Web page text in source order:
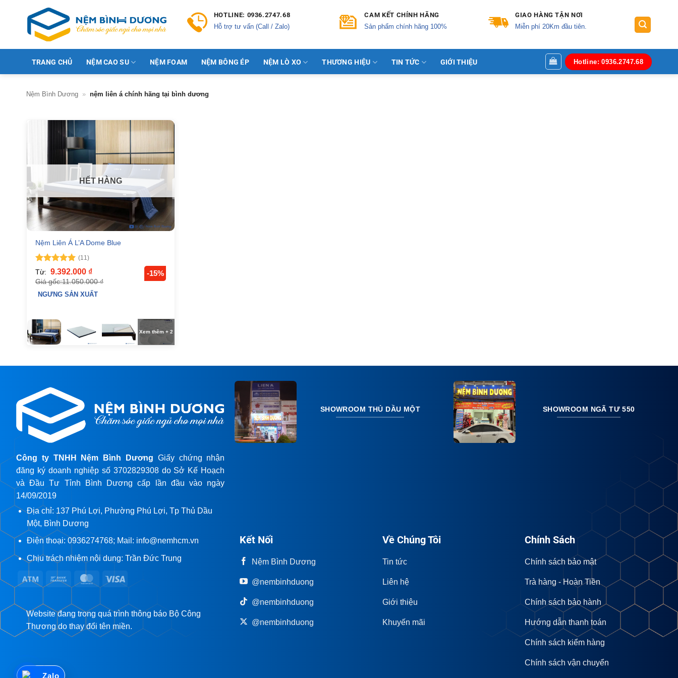
HOTLINE: 0936.2747.68
Hỗ trợ tư vấn (Call / Zalo)
CAM KẾT CHÍNH HÃNG
Sản phẩm chính hãng 100%
GIAO HÀNG TẬN NƠI
Miễn phí 20Km đầu tiên.
TRANG CHỦ NỆM CAO SU NỆM FOAM NỆM BÔNG ÉP NỆM LÒ XO THƯƠNG HIỆU TIN TỨC GIỚI THIỆU Hotline: 0936.2747.68
Nệm Bình Dương » nệm liên á chính hãng tại bình dương
Xem thêm + 2
HẾT HÀNG
Nệm Liên Á L’A Dome Blue
Được xếp
hạng5
5
sao
(11)
Từ: 9.392.000 ₫
Giá gốc:11.050.000₫
-15%
NGƯNG SẢN XUẤT
Công ty TNHH Nệm Bình Dương Giấy chứng nhận
đăng ký doanh nghiệp số 3702829308 do Sở Kế Hoạch
và Đầu Tư Tỉnh Bình Dương cấp lần đầu vào ngày
14/09/2019
Địa chỉ: 137 Phú Lợi, Phường Phú Lợi, Tp Thủ Dầu
Một, Bình Dương
Điện thoại: 0936274768; Mail: info@nemhcm.vn
Chịu trách nhiệm nội dung: Trần Đức Trung
Atm
Bank
MasterCard
SHOWROOM THỦ DẦU MỘT SHOWROOM NGÃ TƯ 550
Website đang trong quá trình thông báo Bộ Công
Thương do thay đổi tên miền.
Kết Nối
Nệm Bình Dương
@nembinhduong
@nembinhduong
@nembinhduong
Về Chúng Tôi
Tin tức
Liên hệ
Giới thiệu
Khuyến mãi
Chính Sách
Chính sách bảo mật
Trà hàng - Hoàn Tiền
Chính sách bảo hành
Hướng dẫn thanh toán
Chính sách kiểm hàng
Chính sách vận chuyển
Zalo